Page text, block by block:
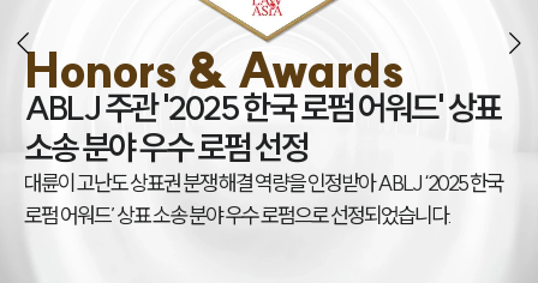
Honors & Awards
ABLJ 주관 '2025 한국 로펌 어워드' 상표
소송 분야 우수 로펌 선정
대륜이 고난도 상표권 분쟁 해결 역량을 인정받아 ABLJ ‘2025 한국
로펌 어워드’ 상표 소송 분야 우수 로펌으로 선정되었습니다.